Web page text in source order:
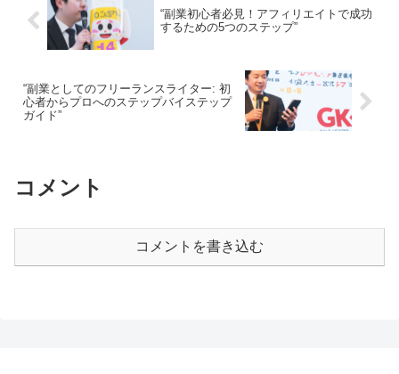
“副業初心者必見！アフィリエイトで成功
するための5つのステップ”
“副業としてのフリーランスライター: 初
心者からプロへのステップバイステップ
ガイド”
コメント
コメントを書き込む